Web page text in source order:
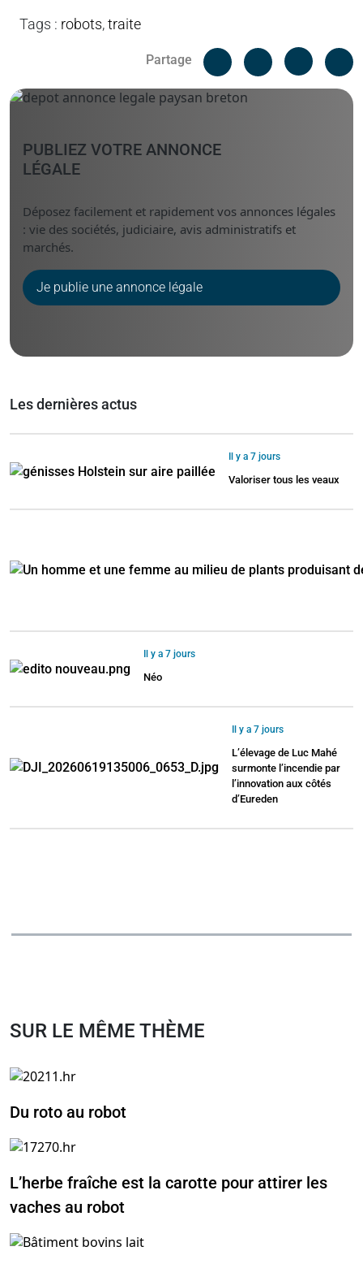
Tags : robots,traite
Partage
Facebook
Linked
PUBLIEZ VOTRE ANNONCE
LÉGALE
Déposez facilement et rapidement vos annonces légales
: vie des sociétés, judiciaire, avis administratifs et
marchés.
Je publie une annonce légale
Les dernières actus
Il y a 7 jours
Valoriser tous les veaux
Il y a 7 jours
Néo
Il y a 7 jours
L’élevage de Luc Mahé
surmonte l’incendie par
l’innovation aux côtés
d’Eureden
SUR LE MÊME THÈME
Du roto au robot
L’herbe fraîche est la carotte pour attirer les
vaches au robot